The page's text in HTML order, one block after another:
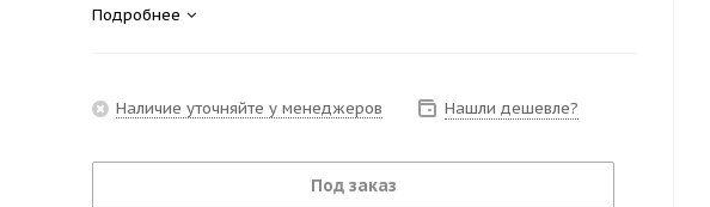
Подробнее
Наличие уточняйте у менеджеров Нашли дешевле?
Под заказ